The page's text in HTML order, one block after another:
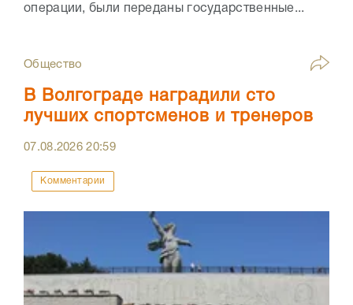
операции, были переданы государственные...
Общество
В Волгограде наградили сто
лучших спортсменов и тренеров
07.08.202620:59
Комментарии